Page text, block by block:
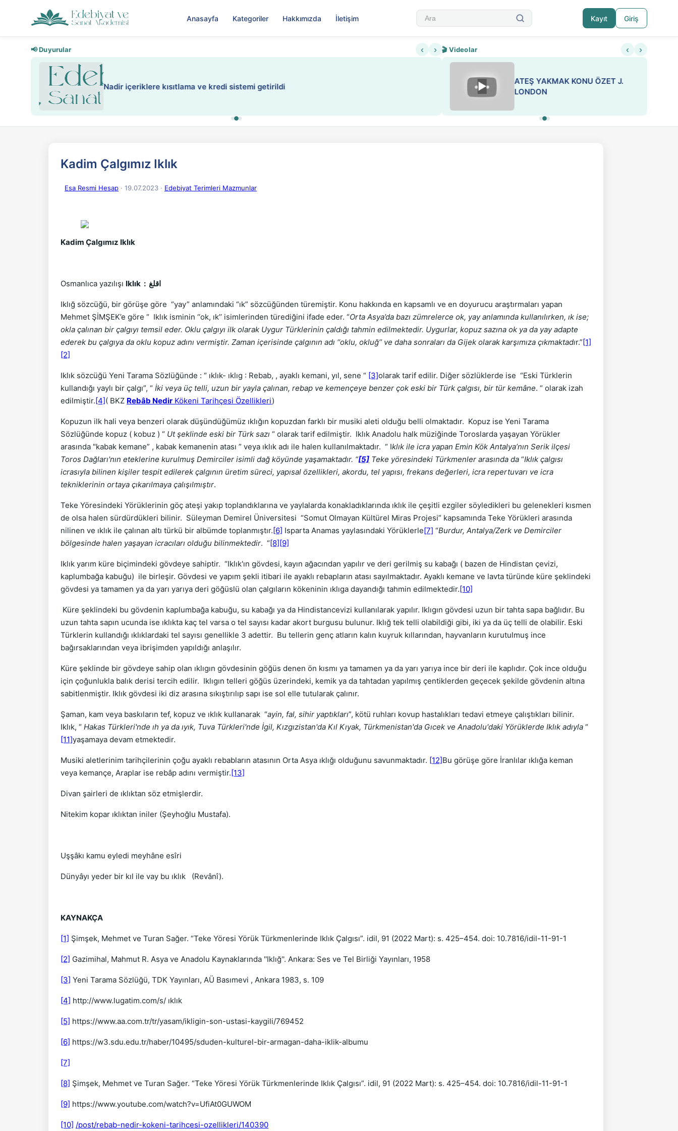
Anasayfa Kategoriler Hakkımızda İletişim Kayıt Giriş
📢 Duyurular ‹ ›
Nadir içeriklere kısıtlama ve kredi sistemi getirildi ESA 'da Sen de Paylaş
🎬 Videolar ‹ ›
▶ ▶
ATEŞ YAKMAK KONU ÖZET J.
LONDON
Kadim Çalgımız Iklık
Esa Resmi Hesap · 19.07.2023 · Edebiyat Terimleri Mazmunlar
Kadim Çalgımız Iklık
Osmanlıca yazılışı Iklık : اقلغ
Iklığ sözcüğü, bir görüşe göre “yay” anlamındaki “ık” sözcüğünden türemiştir. Konu hakkında en kapsamlı ve en doyurucu araştırmaları yapan
Mehmet ŞİMŞEK’e göre “ Iklık isminin ‘‘ok, ık’’ isimlerinden türediğini ifade eder. “Orta Asya’da bazı zümrelerce ok, yay anlamında kullanılırken, ık ise;
okla çalınan bir çalgıyı temsil eder. Oklu çalgıyı ilk olarak Uygur Türklerinin çaldığı tahmin edilmektedir. Uygurlar, kopuz sazına ok ya da yay adapte
ederek bu çalgıya da oklu kopuz adını vermiştir. Zaman içerisinde çalgının adı ‘‘oklu, okluğ’’ ve daha sonraları da Gijek olarak karşımıza çıkmaktadır.”[1]
[2]
Iklık sözcüğü Yeni Tarama Sözlüğünde : “ ıklık- ıklıg : Rebab, , ayaklı kemani, yıl, sene “ [3]olarak tarif edilir. Diğer sözlüklerde ise “Eski Türklerin
kullandığı yaylı bir çalgı”, “ İki veya üç telli, uzun bir yayla çalınan, rebap ve kemençeye benzer çok eski bir Türk çalgısı, bir tür kemâne. “ olarak izah
edilmiştir.[4]( BKZ Rebâb Nedir Kökeni Tarihçesi Özellikleri)
Kopuzun ilk hali veya benzeri olarak düşündüğümüz ıklığın kopuzdan farklı bir musiki aleti olduğu belli olmaktadır. Kopuz ise Yeni Tarama
Sözlüğünde kopuz ( kobuz ) “ Ut şeklinde eski bir Türk sazı “ olarak tarif edilmiştir. Iklık Anadolu halk müziğinde Toroslarda yaşayan Yörükler
arasında "kabak kemane” , kabak kemanenin atası ” veya ıklık adı ile halen kullanılmaktadır. “ Iklık ile icra yapan Emin Kök Antalya’nın Serik ilçesi
Toros Dağları'nın eteklerine kurulmuş Demirciler isimli dağ köyünde yaşamaktadır. “[5] Teke yöresindeki Türkmenler arasında da “Iklık çalgısı
icrasıyla bilinen kişiler tespit edilerek çalgının üretim süreci, yapısal özellikleri, akordu, tel yapısı, frekans değerleri, icra repertuvarı ve icra
tekniklerinin ortaya çıkarılmaya çalışılmıştır.
Teke Yöresindeki Yörüklerinin göç ateşi yakıp toplandıklarına ve yaylalarda konakladıklarında ıklık ile çeşitli ezgiler söyledikleri bu gelenekleri kısmen
de olsa halen sürdürdükleri bilinir. Süleyman Demirel Üniversitesi “Somut Olmayan Kültürel Miras Projesi” kapsamında Teke Yörükleri arasında
nilinen ve ıklık ile çalınan altı türkü bir albümde toplanmıştır.[6] Isparta Anamas yaylasındaki Yörüklerle[7] “Burdur, Antalya/Zerk ve Demirciler
bölgesinde halen yaşayan icracıları olduğu bilinmektedir. “[8][9]
Iklık yarım küre biçimindeki gövdeye sahiptir. “Iklık'ın gövdesi, kayın ağacından yapılır ve deri gerilmiş su kabağı ( bazen de Hindistan çevizi,
kaplumbağa kabuğu) ile birleşir. Gövdesi ve yapım şekli itibari ile ayaklı rebapların atası sayılmaktadır. Ayaklı kemane ve lavta türünde küre şeklindeki
gövdesi ya tamamen ya da yarı yarıya deri göğüslü olan çalgıların kökeninin ıklıga dayandığı tahmin edilmektedir.[10]
Küre şeklindeki bu gövdenin kaplumbağa kabuğu, su kabağı ya da Hindistancevizi kullanılarak yapılır. Iklıgın gövdesi uzun bir tahta sapa bağlıdır. Bu
uzun tahta sapın ucunda ise ıklıkta kaç tel varsa o tel sayısı kadar akort burgusu bulunur. Iklığ tek telli olabildiği gibi, iki ya da üç telli de olabilir. Eski
Türklerin kullandığı ıklıklardaki tel sayısı genellikle 3 adettir. Bu tellerin genç atların kalın kuyruk kıllarından, hayvanların kurutulmuş ince
bağırsaklarından veya ibrişimden yapıldığı anlaşılır.
Küre şeklinde bir gövdeye sahip olan ıklıgın gövdesinin göğüs denen ön kısmı ya tamamen ya da yarı yarıya ince bir deri ile kaplıdır. Çok ince olduğu
için çoğunlukla balık derisi tercih edilir. Iklıgın telleri göğüs üzerindeki, kemik ya da tahtadan yapılmış çentiklerden geçecek şekilde gövdenin altına
sabitlenmiştir. Iklık gövdesi iki diz arasına sıkıştırılıp sapı ise sol elle tutularak çalınır.
Şaman, kam veya baskıların tef, kopuz ve ıklık kullanarak “ayin, fal, sihir yaptıkları”, kötü ruhları kovup hastalıkları tedavi etmeye çalıştıkları bilinir.
Iklık, “ Hakas Türkleri'nde ıh ya da ıyık, Tuva Türkleri'nde İgil, Kızgızistan'da Kıl Kıyak, Türkmenistan'da Gıcek ve Anadolu'daki Yörüklerde Iklık adıyla “
[11]yaşamaya devam etmektedir.
Musiki aletlerinim tarihçilerinin çoğu ayaklı rebabların atasının Orta Asya ıklığı olduğunu savunmaktadır. [12]Bu görüşe göre İranlılar ıklığa keman
veya kemançe, Araplar ise rebâp adını vermiştir.[13]
Divan şairleri de ıklıktan söz etmişlerdir.
Nitekim kopar ıklıktan iniler (Şeyhoğlu Mustafa).
Uşşâkı kamu eyledi meyhâne esîri
Dünyâyı yeder bir kıl ile vay bu ıklık (Revânî).
KAYNAKÇA
[1] Şimşek, Mehmet ve Turan Sağer. “Teke Yöresi Yörük Türkmenlerinde Iklık Çalgısı”. idil, 91 (2022 Mart): s. 425–454. doi: 10.7816/idil-11-91-1
[2] Gazimihal, Mahmut R. Asya ve Anadolu Kaynaklarında ''Iklığ''. Ankara: Ses ve Tel Birliği Yayınları, 1958
[3] Yeni Tarama Sözlüğü, TDK Yayınları, AÜ Basımevi , Ankara 1983, s. 109
[4] http://www.lugatim.com/s/ ıklık
[5] https://www.aa.com.tr/tr/yasam/ikligin-son-ustasi-kaygili/769452
[6] https://w3.sdu.edu.tr/haber/10495/sduden-kulturel-bir-armagan-daha-iklik-albumu
[7]
[8] Şimşek, Mehmet ve Turan Sağer. “Teke Yöresi Yörük Türkmenlerinde Iklık Çalgısı”. idil, 91 (2022 Mart): s. 425–454. doi: 10.7816/idil-11-91-1
[9] https://www.youtube.com/watch?v=UfiAt0GUWOM
[10] /post/rebab-nedir-kokeni-tarihcesi-ozellikleri/140390